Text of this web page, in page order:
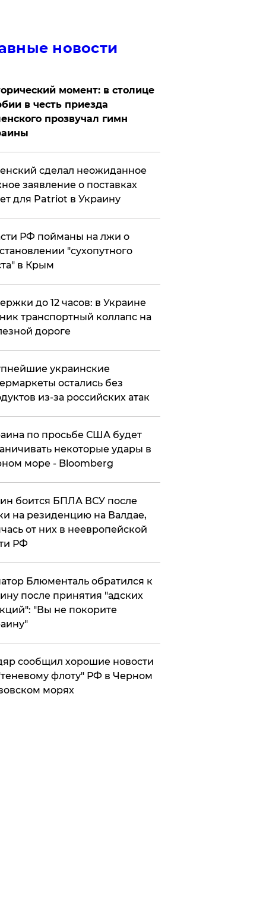
новости
момент: в столице
в честь приезда
прозвучал гимн
сделал неожиданное
заявление о поставках
для Patriot в Украину
РФ пойманы на лжи о
"сухопутного
в Крым
до 12 часов: в Украине
транспортный коллапс на
дороге
украинские
остались без
из-за российских атак
по просьбе США будет
некоторые удары в
море - Bloomberg
боится БПЛА ВСУ после
на резиденцию на Валдае,
от них в неевропейской
РФ
Блюменталь обратился к
после принятия "адских
"Вы не покорите
сообщил хорошие новости
флоту" РФ в Черном
морях